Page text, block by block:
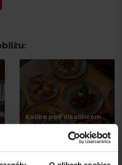
Koliba pod Vlkolíncom